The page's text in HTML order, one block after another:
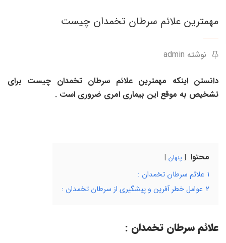
مهمترین علائم سرطان تخمدان چیست
نوشته admin
دانستن اینکه مهمترین علائم سرطان تخمدان چیست برای
تشخیص به موقع این بیماری امری ضروری است .
محتوا پنهان
1 علائم سرطان تخمدان :
2 عوامل خطر آفرین و پیشگیری از سرطان تخمدان :
علائم سرطان تخمدان :